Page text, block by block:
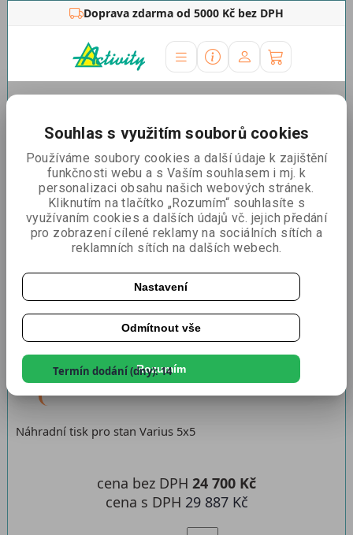
Doprava zdarma od 5000 Kč bez DPH
Náhradní tisk Varius 5x5
střecha
Katalogové číslo:ntvar5x50
Termín dodání (dny): 14
Dostupnost:Skladem
Náhradní tisk pro stan Varius 5x5
cena bez DPH 24 700 Kč
cena s DPH 29 887 Kč
Souhlas s využitím souborů cookies
Používáme soubory cookies a další údaje k zajištění
funkčnosti webu a s Vaším souhlasem i mj. k
personalizaci obsahu našich webových stránek.
Kliknutím na tlačítko „Rozumím“ souhlasíte s
využívaním cookies a dalších údajů vč. jejich předání
pro zobrazení cílené reklamy na sociálních sítích a
reklamních sítích na dalších webech.
Nastavení
Odmítnout vše
Rozumím